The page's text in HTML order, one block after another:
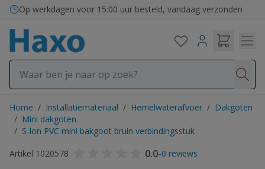
Ga naar de inhoud
Op werkdagen voor 15:00 uur besteld, vandaag verzonden
Home / Installatiemateriaal / Hemelwaterafvoer / Dakgoten
/ Mini dakgoten
/ S-lon PVC mini bakgoot bruin verbindingsstuk
Artikel 1020578
0.0-0 reviews